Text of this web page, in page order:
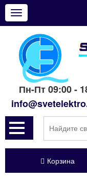
Показать
меню
Пн-Пт 09:00 -
Корзина